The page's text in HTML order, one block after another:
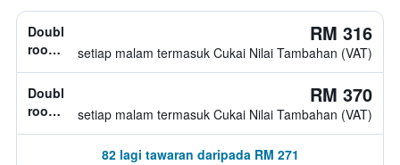
Double
room,
katil
tidak
diketahui
RM 316
setiap malam termasuk Cukai Nilai Tambahan (VAT)
Double
room,
RM 370
setiap malam termasuk Cukai Nilai Tambahan (VAT)
82 lagi tawaran daripada RM 271